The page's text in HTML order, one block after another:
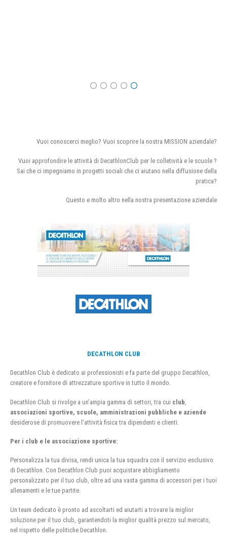
Vuoi conoscerci meglio? Vuoi scoprire la nostra MISSION aziendale?
Vuoi approfondire le attività di DecathlonClub per le colletività e le scuole ?
Sai che ci impegniamo in progetti sociali che ci aiutano nella diffusione della
pratica?
Questo e molto altro nella nostra presentazione aziendale
DECATHLON CLUB
Decathlon Club è dedicato ai professionisti e fa parte del gruppo Decathlon,
creatore e fornitore di attrezzature sportive in tutto il mondo.
Decathlon Club si rivolge a un’ampia gamma di settori, tra cui club
associazioni sportive, scuole, amministrazioni pubbliche e aziende
desiderose di promuovere l’attività fisica tra dipendenti e clienti.
Per i club e le associazione sportive:
Personalizza la tua divisa, rendi unica la tua squadra con il servizio esclusivo
di Decathlon. Con Decathlon Club puoi acquistare abbigliamento
personalizzato per il tuo club, oltre ad una vasta gamma di accessori per i tuoi
allenamenti e le tue partite.
Un team dedicato è pronto ad ascoltarti ed aiutarti a trovare la miglior
soluzione per il tuo club, garantendoti la miglior qualità prezzo sul mercato,
nel rispetto delle politiche Decathlon.